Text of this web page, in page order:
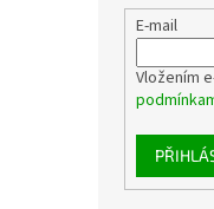
E-mail
Vložením